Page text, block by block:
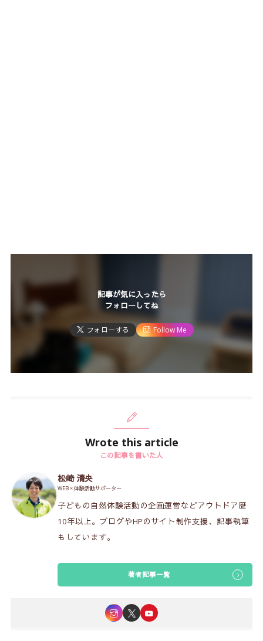
記事が気に入ったら
フォローしてね
フォローする Follow Me
Wrote this article
この記事を書いた人
松崎 清央
WEB × 体験活動サポーター
子どもの自然体験活動の企画運営などアウトドア歴
10年以上。ブログやHPのサイト制作支援、記事執筆
もしています。
著者記事一覧